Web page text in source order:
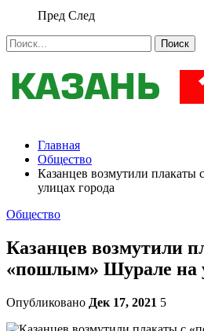
Пред След
Главная
Общество
Казанцев возмутили
улицах города
Общество
Казанцев возмутили
«пошлым» Шурале на
Опубликовано Дек 17, 2021 5